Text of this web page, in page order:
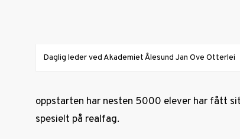
Daglig leder ved Akademiet Ålesund Jan Ove Otterlei
oppstarten har nesten 5000 elever har fått
spesielt på realfag.